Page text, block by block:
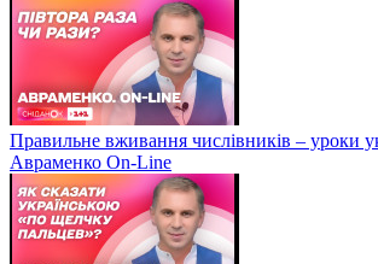
Правильне вживання числівників – уроки
Авраменко On-Line